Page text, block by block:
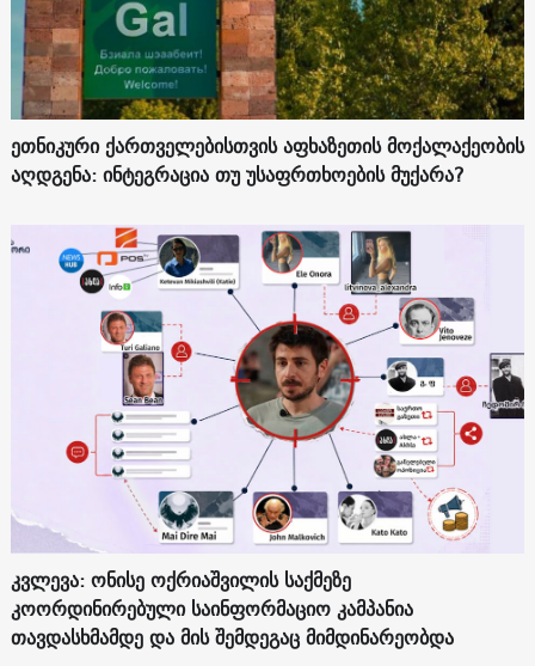
ეთნიკური ქართველებისთვის აფხაზეთის მოქალაქეობის
აღდგენა: ინტეგრაცია თუ უსაფრთხოების მუქარა?
კვლევა: ონისე ოქრიაშვილის საქმეზე
კოორდინირებული საინფორმაციო კამპანია
თავდასხმამდე და მის შემდეგაც მიმდინარეობდა